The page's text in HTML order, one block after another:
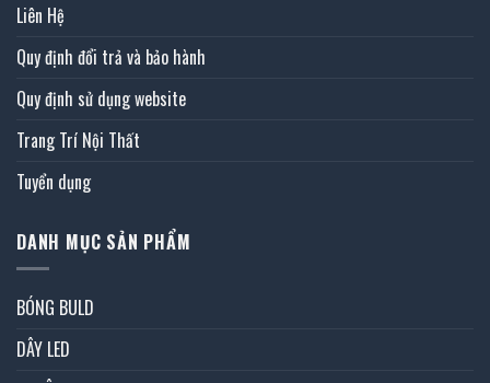
Liên Hệ
Quy định đổi trả và bảo hành
Quy định sử dụng website
Trang Trí Nội Thất
Tuyển dụng
DANH MỤC SẢN PHẨM
BÓNG BULD
DÂY LED